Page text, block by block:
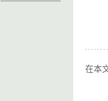
在本